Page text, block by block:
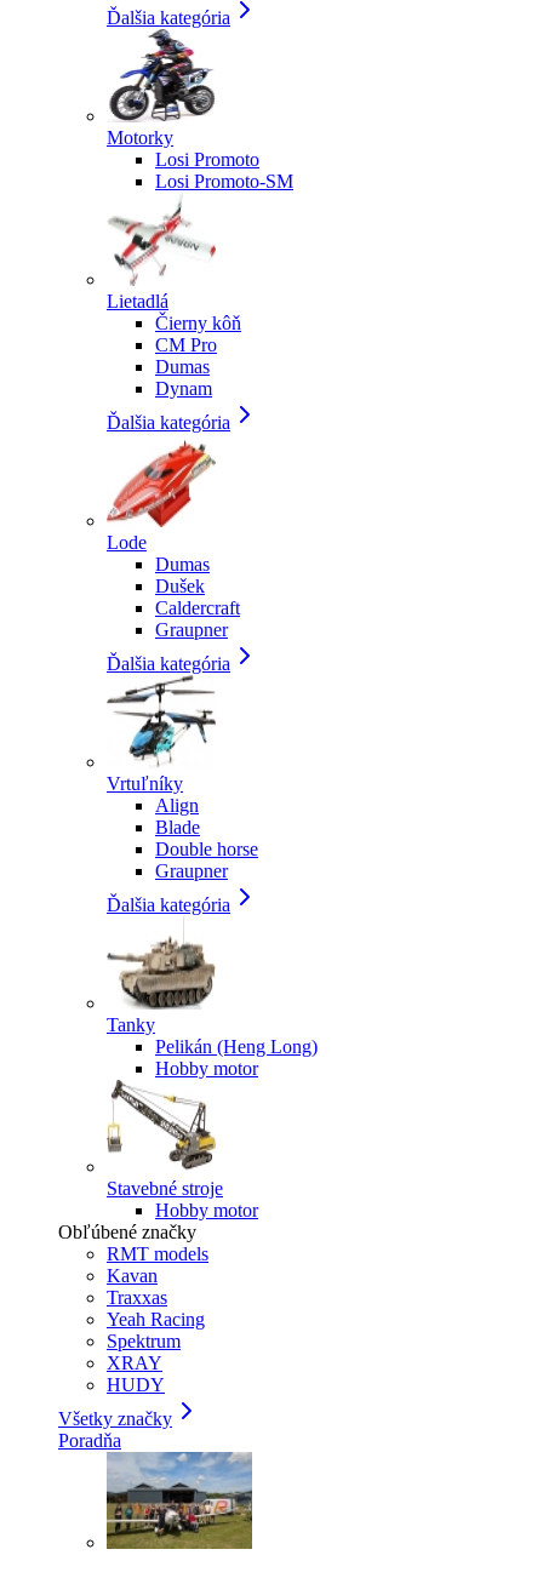
Ďalšia kategória
Motorky
Losi Promoto
Losi Promoto-SM
Lietadlá
Čierny kôň
CM Pro
Dumas
Dynam
Ďalšia kategória
Lode
Dumas
Dušek
Caldercraft
Graupner
Ďalšia kategória
Vrtuľníky
Align
Blade
Double horse
Graupner
Ďalšia kategória
Tanky
Pelikán (Heng Long)
Hobby motor
Stavebné stroje
Hobby motor
Obľúbené značky
RMT models
Kavan
Traxxas
Yeah Racing
Spektrum
XRAY
HUDY
Všetky značky
Poradňa